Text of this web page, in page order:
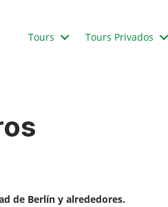
Tours Tours Privados
de Berlín y alrededores.